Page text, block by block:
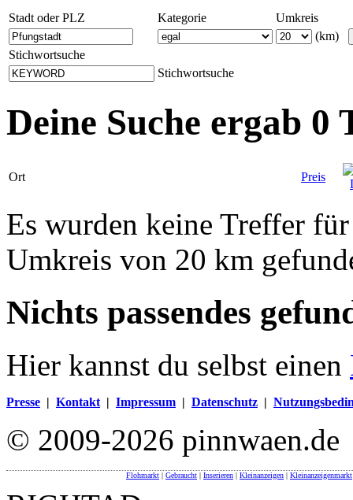
Stadt oder PLZ Kategorie
Umkreis
(km)
Stichwortsuche
Stichwortsuche
Deine Suche ergab 0
Ort Preis
Es wurden keine Treffer
Umkreis von 20 km
Nichts passendes
Hier kannst du selbst einen
Presse | Kontakt | Impressum | Datenschutz |
© 2009-2026 pinnwaen.de
Flohmarkt | Gebraucht | Inserieren | Kleinanzeigen | Kleinanzeigenmarkt